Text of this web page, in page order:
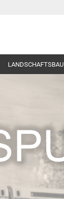
LANDSCHAFTSBAU